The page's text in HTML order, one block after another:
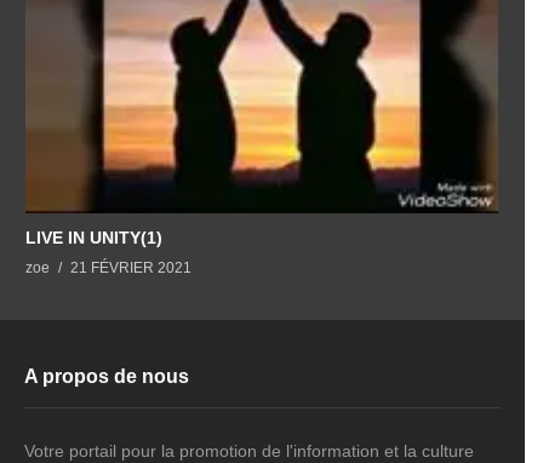
LIVE IN UNITY(1)
zoe 21 FÉVRIER 2021
A propos de nous
Votre portail pour la promotion de l'information et la culture